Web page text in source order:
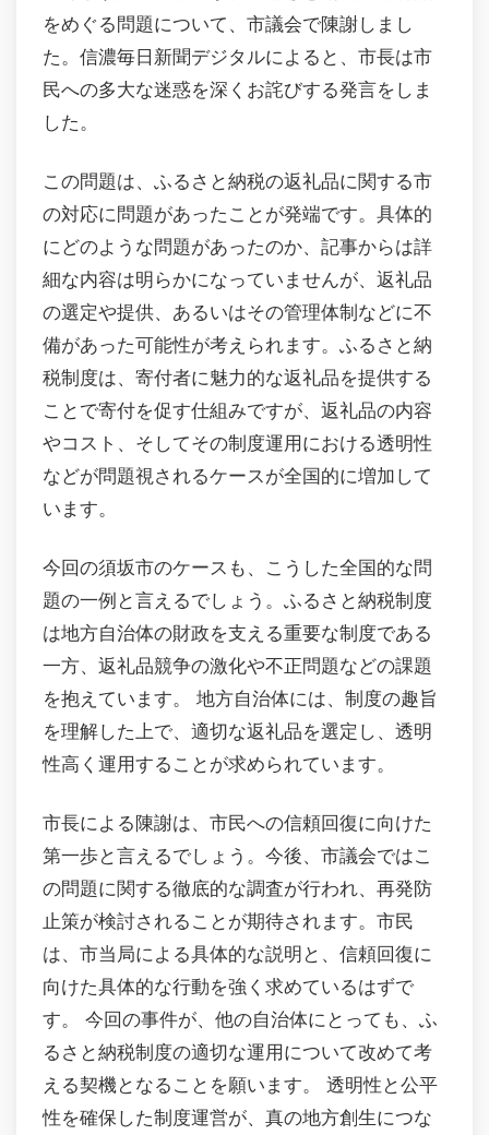
をめぐる問題について、市議会で陳謝しまし
た。信濃毎日新聞デジタルによると、市長は市
民への多大な迷惑を深くお詫びする発言をしま
した。
この問題は、ふるさと納税の返礼品に関する市
の対応に問題があったことが発端です。具体的
にどのような問題があったのか、記事からは詳
細な内容は明らかになっていませんが、返礼品
の選定や提供、あるいはその管理体制などに不
備があった可能性が考えられます。ふるさと納
税制度は、寄付者に魅力的な返礼品を提供する
ことで寄付を促す仕組みですが、返礼品の内容
やコスト、そしてその制度運用における透明性
などが問題視されるケースが全国的に増加して
います。
今回の須坂市のケースも、こうした全国的な問
題の一例と言えるでしょう。ふるさと納税制度
は地方自治体の財政を支える重要な制度である
一方、返礼品競争の激化や不正問題などの課題
を抱えています。 地方自治体には、制度の趣旨
を理解した上で、適切な返礼品を選定し、透明
性高く運用することが求められています。
市長による陳謝は、市民への信頼回復に向けた
第一歩と言えるでしょう。今後、市議会ではこ
の問題に関する徹底的な調査が行われ、再発防
止策が検討されることが期待されます。市民
は、市当局による具体的な説明と、信頼回復に
向けた具体的な行動を強く求めているはずで
す。 今回の事件が、他の自治体にとっても、ふ
るさと納税制度の適切な運用について改めて考
える契機となることを願います。 透明性と公平
性を確保した制度運営が、真の地方創生につな